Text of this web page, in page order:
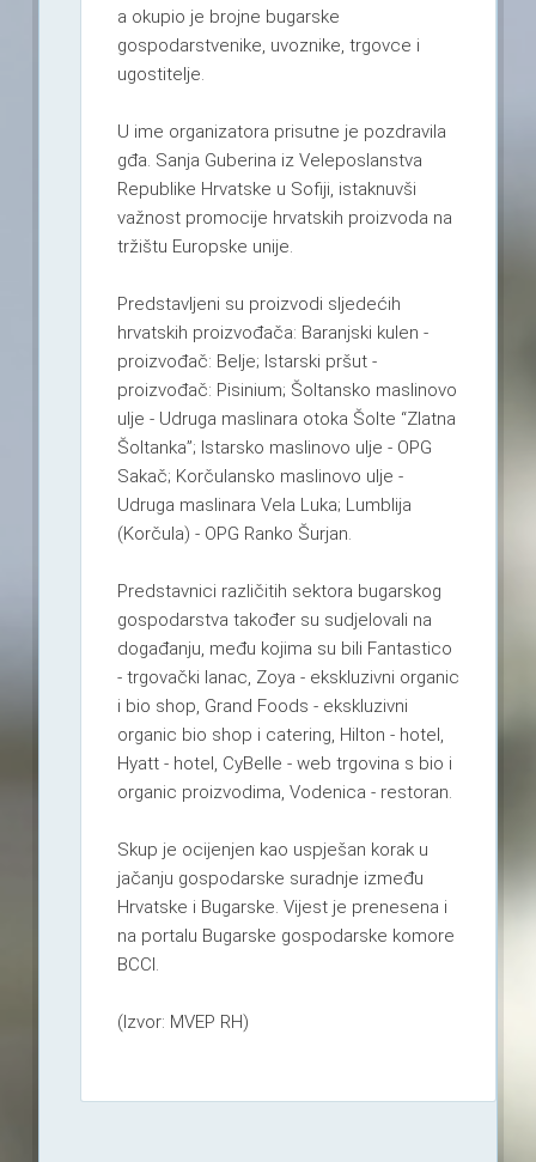
a okupio je brojne bugarske
gospodarstvenike, uvoznike, trgovce i
ugostitelje.
U ime organizatora prisutne je pozdravila
gđa. Sanja Guberina iz Veleposlanstva
Republike Hrvatske u Sofiji, istaknuvši
važnost promocije hrvatskih proizvoda na
tržištu Europske unije.
Predstavljeni su proizvodi sljedećih
hrvatskih proizvođača: Baranjski kulen -
proizvođač: Belje; Istarski pršut -
proizvođač: Pisinium; Šoltansko maslinovo
ulje - Udruga maslinara otoka Šolte “Zlatna
Šoltanka”; Istarsko maslinovo ulje - OPG
Sakač; Korčulansko maslinovo ulje -
Udruga maslinara Vela Luka; Lumblija
(Korčula) - OPG Ranko Šurjan.
Predstavnici različitih sektora bugarskog
gospodarstva također su sudjelovali na
događanju, među kojima su bili Fantastico
- trgovački lanac, Zoya - ekskluzivni organic
i bio shop, Grand Foods - ekskluzivni
organic bio shop i catering, Hilton - hotel,
Hyatt - hotel, CyBelle - web trgovina s bio i
organic proizvodima, Vodenica - restoran.
Skup je ocijenjen kao uspješan korak u
jačanju gospodarske suradnje između
Hrvatske i Bugarske. Vijest je prenesena i
na portalu Bugarske gospodarske komore
BCCI.
(Izvor: MVEP RH)